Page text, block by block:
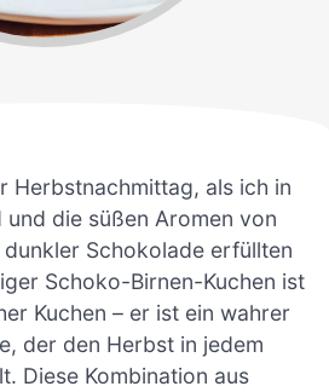
Herbstnachmittag, als ich in
und die süßen Aromen von
Schokolade erfüllten
Schoko-Birnen-Kuchen ist
Kuchen – er ist ein wahrer
der den Herbst in jedem
Diese Kombination aus